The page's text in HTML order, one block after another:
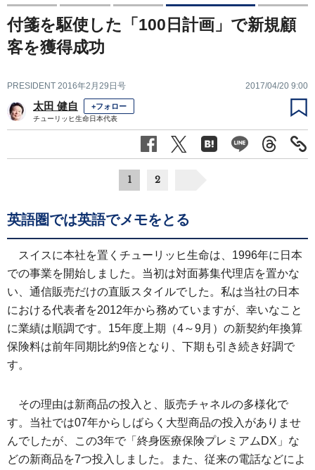
付箋を駆使した「100日計画」で新規顧
客を獲得成功
PRESIDENT 2016年2月29日号 2017/04/20 9:00
太田 健自 +フォロー
チューリッヒ生命日本代表
1 2
英語圏では英語でメモをとる
スイスに本社を置くチューリッヒ生命は、1996年に日本
での事業を開始しました。当初は対面募集代理店を置かな
い、通信販売だけの直販スタイルでした。私は当社の日本
における代表者を2012年から務めていますが、幸いなこと
に業績は順調です。15年度上期（4～9月）の新契約年換算
保険料は前年同期比約9倍となり、下期も引き続き好調で
す。
その理由は新商品の投入と、販売チャネルの多様化で
す。当社では07年からしばらく大型商品の投入がありませ
んでしたが、この3年で「終身医療保険プレミアムDX」な
どの新商品を7つ投入しました。また、従来の電話などによ